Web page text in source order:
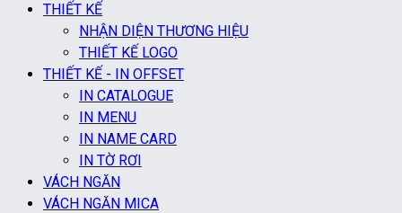
THIẾT KẾ
NHẬN DIỆN THƯƠNG HIỆU
THIẾT KẾ LOGO
THIẾT KẾ - IN OFFSET
IN CATALOGUE
IN MENU
IN NAME CARD
IN TỜ RƠI
VÁCH NGĂN
VÁCH NGĂN MICA